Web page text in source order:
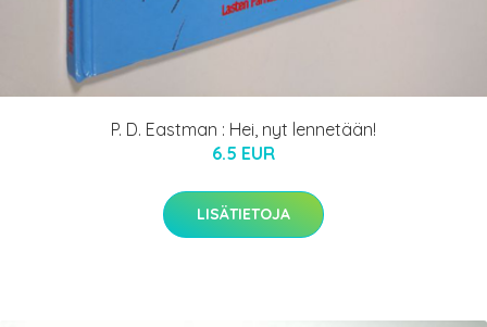
P. D. Eastman : Hei, nyt lennetään!
6.5 EUR
LISÄTIETOJA